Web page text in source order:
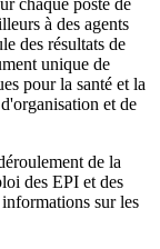
chaque poste de
à des agents
des résultats de
unique de
pour la santé et la
et de
de la
des EPI et des
sur les